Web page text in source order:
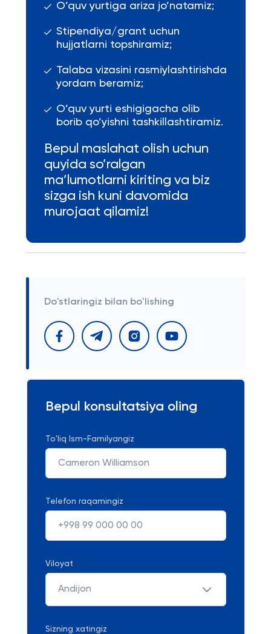
O’quv yurtiga ariza jo’natamiz;
Stipendiya/grant uchun
hujjatlarni topshiramiz;
Talaba vizasini rasmiylashtirishda
yordam beramiz;
O’quv yurti eshigigacha olib
borib qo’yishni tashkillashtiramiz.
Bepul maslahat olish uchun
quyida so’ralgan
ma’lumotlarni kiriting va biz
sizga ish kuni davomida
murojaat qilamiz!
Do'stlaringiz bilan bo'lishing
Bepul konsultatsiya oling
To'liq Ism-Familyangiz
Telefon raqamingiz
Viloyat
Andijon
Sizning xatingiz